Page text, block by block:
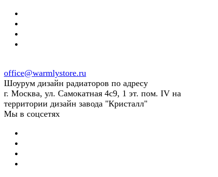
office@warmlystore.ru
Шоурум дизайн радиаторов по адресу
г. Москва, ул. Самокатная 4с9, 1 эт. пом. IV на
территории дизайн завода "Кристалл"
Мы в соцсетях